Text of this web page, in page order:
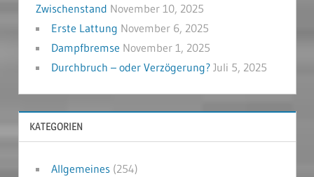
Zwischenstand November 10, 2025
Erste Lattung November 6, 2025
Dampfbremse November 1, 2025
Durchbruch – oder Verzögerung? Juli 5, 2025
KATEGORIEN
Allgemeines(254)